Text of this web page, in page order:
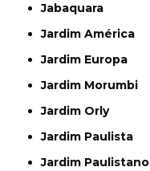
Jabaquara
Jardim América
Jardim Europa
Jardim Morumbi
Jardim Orly
Jardim Paulista
Jardim Paulistano